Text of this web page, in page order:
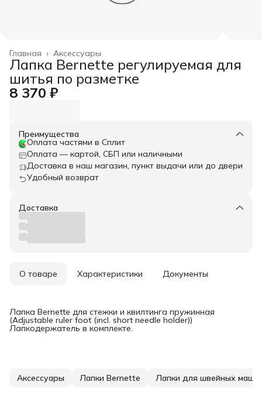
Аксессуары
Главная ›
Лапка Bernette регулируемая для
шитья по разметке
8 370 ₽
Преимущества
Оплата частями в Сплит
Оплата — картой, СБП или наличными
Доставка в наш магазин, пункт выдачи или до двери
Удобный возврат
Доставка
О товаре Характеристики Документы
Лапка Bernette для стежки и квилтинга пружинная
(Adjustable ruler foot (incl. short needle holder))
Лапкодержатель в комплекте.
Аксессуары Лапки Bernette Лапки для швейных